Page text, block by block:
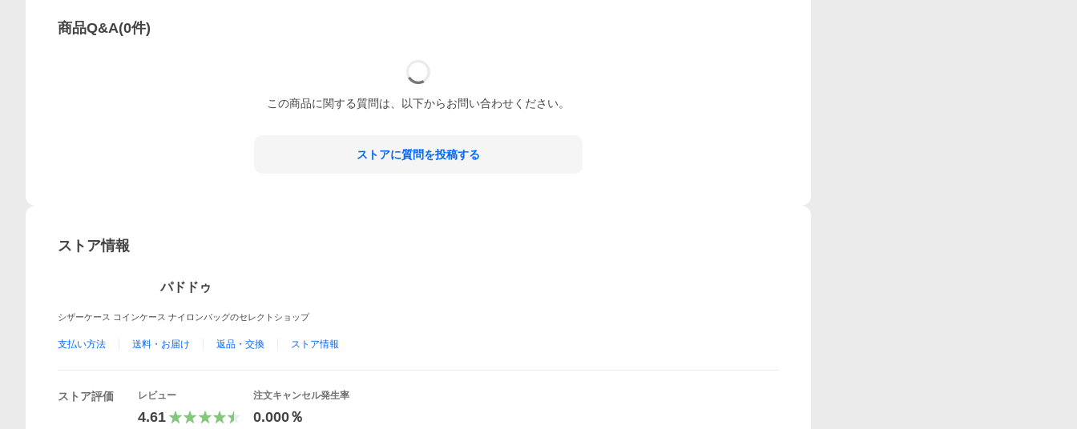
商品Q&A(0件)
この商品に関する質問は、以下からお問い合わせください。
ストアに質問を投稿する
ストア情報
パドドゥ
シザーケース コインケース ナイロンバッグのセレクトショップ
支払い方法 送料・お届け 返品・交換 ストア情報
ストア評価 レビュー
4.61
注文キャンセル発生率
0.000％